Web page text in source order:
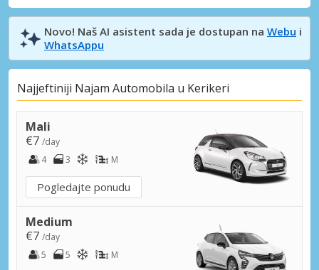
Novo! Naš AI asistent sada je dostupan na Webu i
WhatsAppu
Najjeftiniji Najam Automobila u Kerikeri
Mali
€7 /day
4
3 M
Pogledajte ponudu
Medium
€7 /day
5
5 M